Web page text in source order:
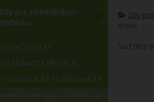
Díly
dřeva
Sací filtry
Díly pro zemědělskou
techniku
SEDAČKY SEAT
KARDANOVÉ HŘÍDELE
HYDRAULICKÉ KOMPONENTY